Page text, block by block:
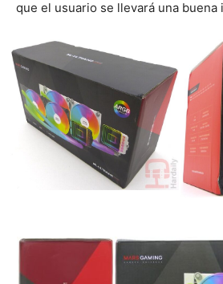
que el usuario se llevará una buena